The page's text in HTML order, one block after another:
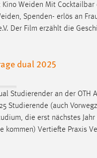
Kino Weiden Mit Cocktailbar
, Spenden- erlös an
Der Film erzählt die
dual 2025
Studierender an der OTH
Studierende (auch
die erst nächstes Jahr
kommen) Vertiefte Praxis